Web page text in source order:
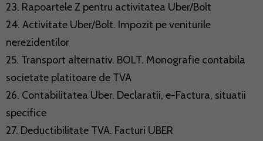
23. Rapoartele Z pentru activitatea Uber/Bolt
24. Activitate Uber/Bolt. Impozit pe veniturile
nerezidentilor
25. Transport alternativ. BOLT. Monografie contabila
societate platitoare de TVA
26. Contabilitatea Uber. Declaratii, e-Factura, situatii
specifice
27. Deductibilitate TVA. Facturi UBER